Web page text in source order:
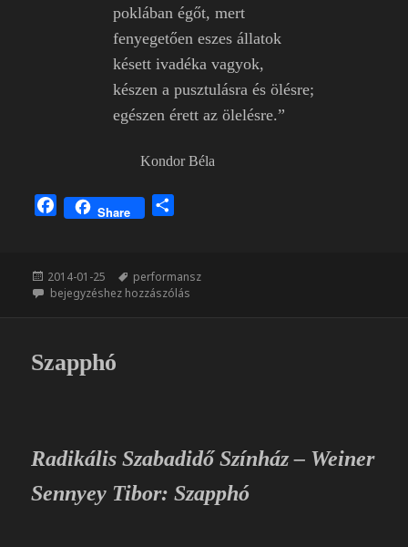
poklában égőt, mert
fenyegetően eszes állatok
késett ivadéka vagyok,
készen a pusztulásra és ölésre;
egészen érett az ölelésre.”
Kondor Béla
F
e
b
k
Share
z
a
Közzétéve
2014-01-25 Címke
performansz
A Nő eltárgyiasítása
bejegyzéshez hozzászólás
Szapphó
Radikális Szabadidő Színház – Weiner
Sennyey Tibor: Szapphó